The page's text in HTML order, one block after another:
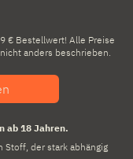
€ Bestellwert! Alle Preise
anders beschrieben.
ab 18 Jahren.
der stark abhängig